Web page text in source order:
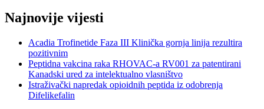
Najnovije vijesti
Acadia Trofinetide Faza III Klinička gornja linija rezultira
pozitivnim
Peptidna vakcina raka RHOVAC-a RV001 za patentirani
Kanadski ured za intelektualno vlasništvo
Istraživački napredak opioidnih peptida iz odobrenja
Difelikefalin